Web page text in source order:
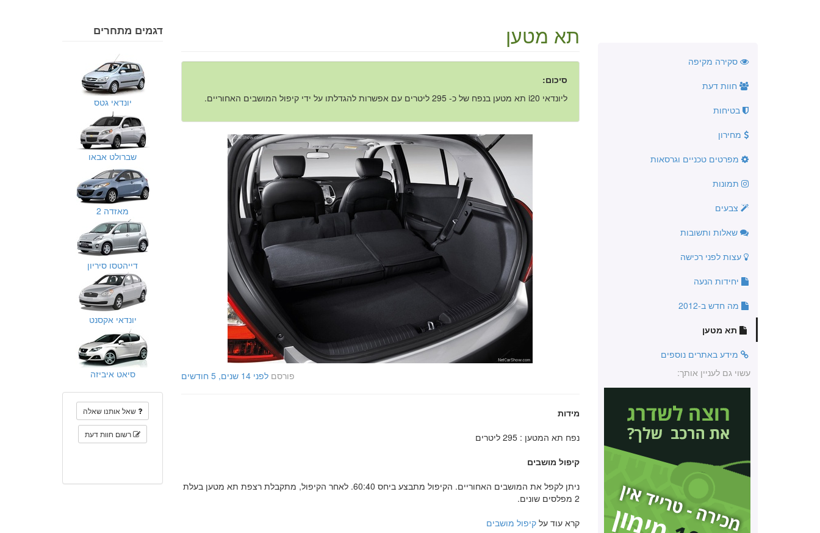
סקירה מקיפה
חוות דעת
בטיחות
מחירון
מפרטים טכניים וגרסאות
תמונות
צבעים
שאלות ותשובות
עצות לפני רכישה
יחידות הנעה
מה חדש ב-2012
תא מטען
מידע באתרים נוספים
עשוי גם לעניין אותך:
תא מטען
סיכום:
ליונדאי i20 תא מטען בנפח של כ- 295 ליטרים עם אפשרות להגדלתו על ידי קיפול המושבים האחוריים.
פורסם לפני 14 שנים, 5 חודשים
מידות
נפח תא המטען : 295 ליטרים
קיפול מושבים
ניתן לקפל את המושבים האחוריים. הקיפול מתבצע ביחס 60:40. לאחר הקיפול, מתקבלת רצפת תא מטען בעלת
2 מפלסים שונים.
קרא עוד עלקיפול מושבים
דגמים מתחרים
יונדאי גטס
שברולט אבאו
מאזדה 2
דייהטסו סיריון
יונדאי אקסנט
סיאט איביזה
שאל אותנו שאלה
רשום חוות דעת